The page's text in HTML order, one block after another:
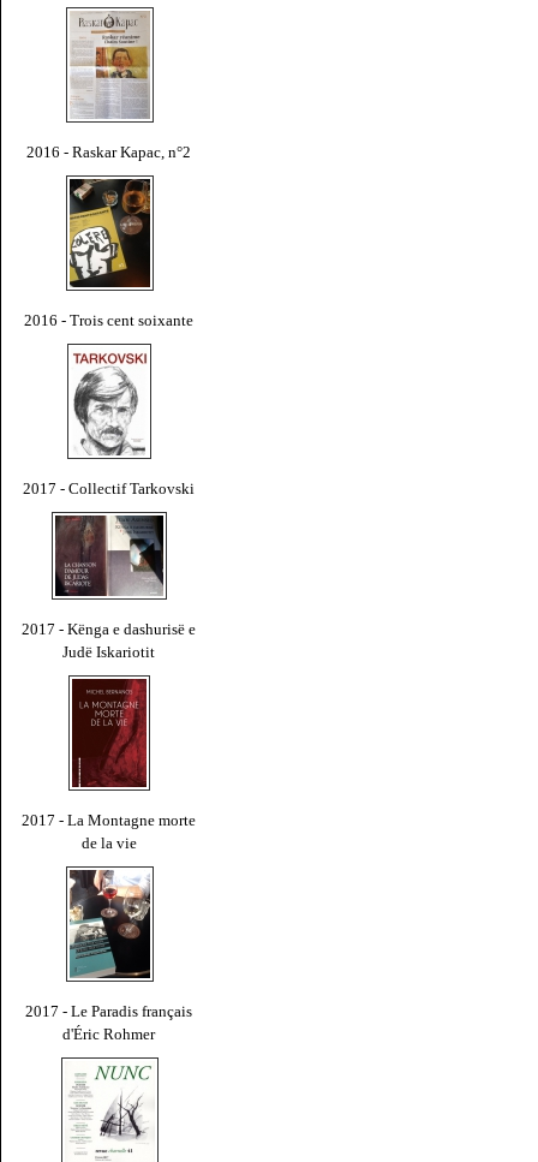
2016 - Raskar Kapac, n°2
2016 - Trois cent soixante
2017 - Collectif Tarkovski
2017 - Kënga e dashurisë e
Judë Iskariotit
2017 - La Montagne morte
de la vie
2017 - Le Paradis français
d'Éric Rohmer